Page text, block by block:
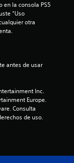
en la consola PS5
“Uso
otra
Inc.
Europe.
Consulta
de uso.